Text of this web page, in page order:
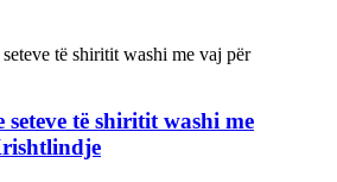
të shiritit washi me